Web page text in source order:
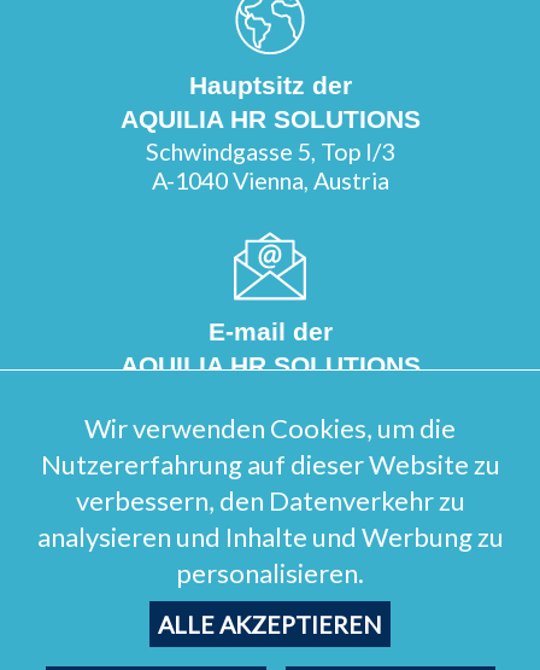
Hauptsitz der
AQUILIA HR SOLUTIONS
Schwindgasse 5, Top I/3
A-1040 Vienna, Austria
E-mail der
AQUILIA HR SOLUTIONS
Telefonnummer der
AQUILIA HR SOLUTIONS
+43 (1) 934 6991
Wir verwenden Cookies, um die
Nutzererfahrung auf dieser Website zu
verbessern, den Datenverkehr zu
analysieren und Inhalte und Werbung zu
personalisieren.
ALLE AKZEPTIEREN